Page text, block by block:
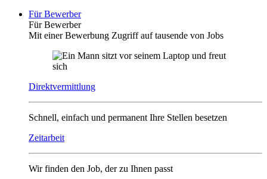
Für Bewerber
Für Bewerber
Mit einer Bewerbung Zugriff auf tausende von Jobs
Direktvermittlung
Schnell, einfach und permanent Ihre Stellen besetzen
Zeitarbeit
Wir finden den Job, der zu Ihnen passt